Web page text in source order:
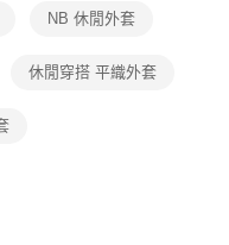
先享後付」服務完成之交
監護人之同意方可使用
帳號之用戶狀況，依本公司即
NB 休閒外套
休閒穿搭 平織外套